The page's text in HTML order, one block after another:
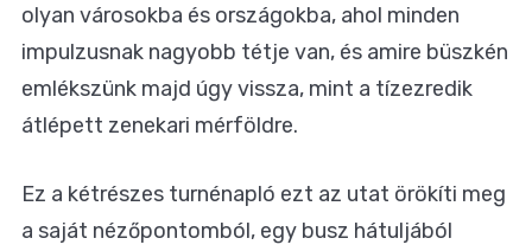
olyan városokba és országokba, ahol minden
impulzusnak nagyobb tétje van, és amire büszkén
emlékszünk majd úgy vissza, mint a tízezredik
átlépett zenekari mérföldre.
Ez a kétrészes turnénapló ezt az utat örökíti meg
a saját nézőpontomból, egy busz hátuljából